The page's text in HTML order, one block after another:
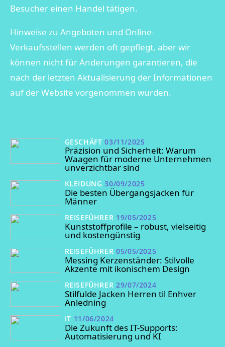
Besucher einen Handel tätigen.
Hinweise zu Angeboten und Online-
Verkaufsstellen werden oft gepflegt, aber wir
können nicht für Änderungen garantieren, die
nach der letzten Aktualisierung der Informationen
auf der Website vorgenommen wurden.
GESCHÄFT 03/11/2025
Präzision und Sicherheit: Warum
Waagen für moderne Unternehmen
unverzichtbar sind
KLEIDUNG 30/09/2025
Die besten Übergangsjacken für
Männer
REISEFÜHRER 19/05/2025
Kunststoffprofile – robust, vielseitig
und kostengünstig
REISEFÜHRER 05/05/2025
Messing Kerzenständer: Stilvolle
Akzente mit ikonischem Design
REISEFÜHRER 29/07/2024
Stilfulde Jacken Herren til Enhver
Anledning
IT 11/06/2024
Die Zukunft des IT-Supports:
Automatisierung und KI